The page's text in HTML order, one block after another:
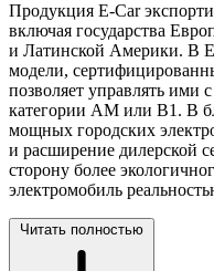
Продукция E-Car
включая государства
и Латинской Америки. В
модели,
позволяет управлять ими
категории AM или B1. В
мощных городских
и расширение дилерской
сторону более
электромобиль
Читать полностью